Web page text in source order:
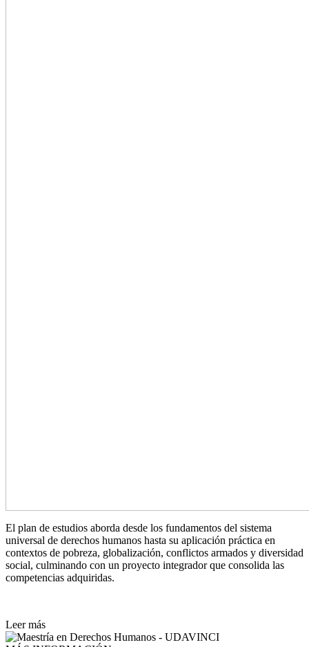
El plan de estudios aborda desde los fundamentos del sistema
universal de derechos humanos hasta su aplicación práctica en
contextos de pobreza, globalización, conflictos armados y diversidad
social, culminando con un proyecto integrador que consolida las
competencias adquiridas.
Leer más